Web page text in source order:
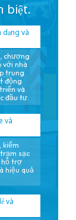
biệt.
dạng và
chương
với nhà
trung
động
và
đầu tư.
và
kiểm
sạc
hỗ trợ
hiệu quả
và